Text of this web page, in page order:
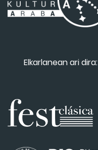
Elkarlanean ari dira: